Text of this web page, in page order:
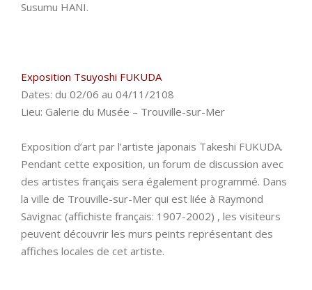
Susumu HANI.
Exposition Tsuyoshi FUKUDA
Dates: du 02/06 au 04/11/2108
Lieu: Galerie du Musée – Trouville-sur-Mer
Exposition d’art par l’artiste japonais Takeshi FUKUDA.
Pendant cette exposition, un forum de discussion avec
des artistes français sera également programmé. Dans
la ville de Trouville-sur-Mer qui est liée à Raymond
Savignac (affichiste français: 1907-2002) , les visiteurs
peuvent découvrir les murs peints représentant des
affiches locales de cet artiste.